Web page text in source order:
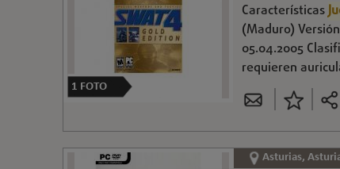
Características
(Maduro)
05.04.2005
requieren
1 FOTO
Asturias,